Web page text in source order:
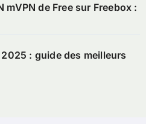
mVPN de Free sur Freebox :
: guide des meilleurs